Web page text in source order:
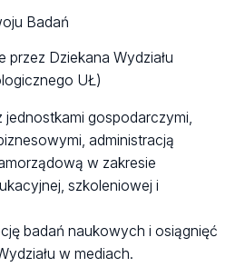
Badań
Dziekana Wydziału
UŁ)
jednostkami gospodarczymi,
administracją
w zakresie
szkoleniowej i
badań naukowych i osiągnięć
w mediach.